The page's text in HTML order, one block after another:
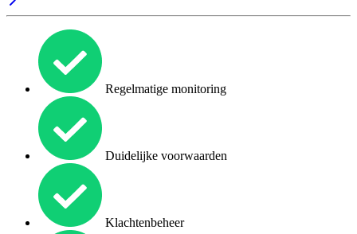
Regelmatige monitoring
Duidelijke voorwaarden
Klachtenbeheer